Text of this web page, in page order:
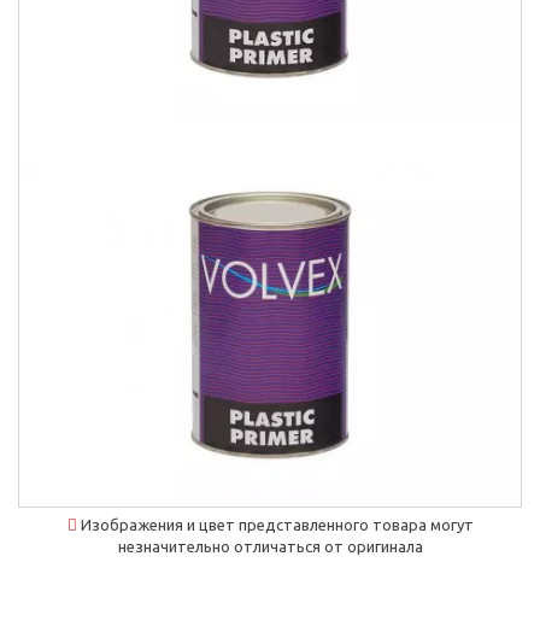
Изображения и цвет представленного товара могут
незначительно отличаться от оригинала